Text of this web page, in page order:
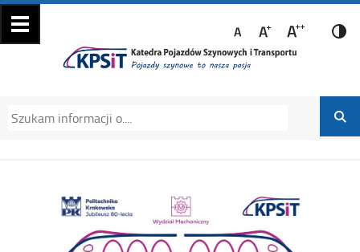
Katedra Pojazdów
Szynowych i
Transportu
Katedra Pojazdów Szynowych i Transportu
Politechniki Krakowskiej na Wydziale
Mechanicznym